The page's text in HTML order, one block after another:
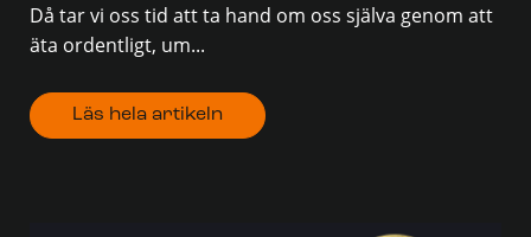
Då tar vi oss tid att ta hand om oss själva genom att
äta ordentligt, um...
Läs hela artikeln